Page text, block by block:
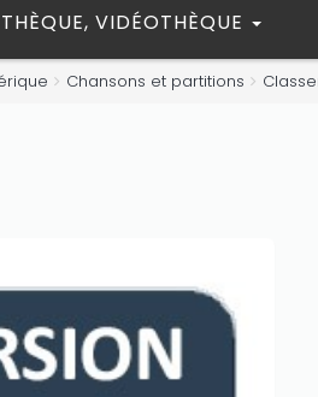
VIDÉOTHÈQUE
Chansons et partitions